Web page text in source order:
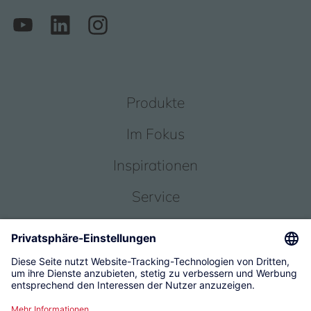
Produkte
Im Fokus
Inspirationen
Service
© 2026 KWC Group Management AG